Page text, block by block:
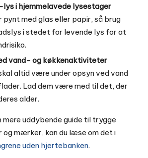
i hjemmelavede lysestager
pynt med glas eller papir, så brug
i stedet for levende lys for at
vand- og køkkenaktiviteter
altid være under opsyn ved vand
Lad dem være med til det, der
alder.
mere uddybende guide til trygge
og mærker, kan du læse om det i
uden hjertebanken.